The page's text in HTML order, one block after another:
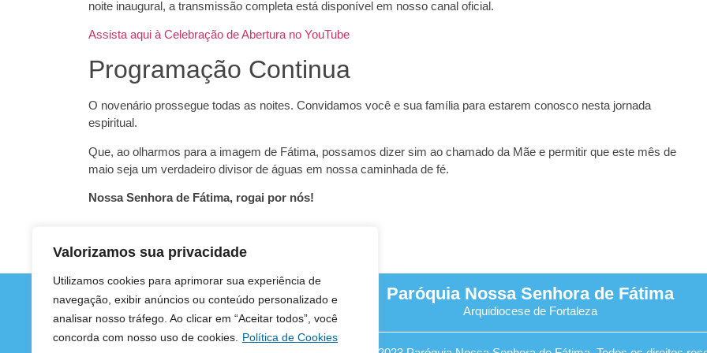
Valorizamos sua privacidade
Utilizamos cookies para aprimorar sua experiência de
navegação, exibir anúncios ou conteúdo personalizado e
analisar nosso tráfego. Ao clicar em “Aceitar todos”, você
concorda com nosso uso de cookies.
Política de Cookies
noite inaugural, a transmissão completa está disponível em nosso canal oficial.
Assista aqui à Celebração de Abertura no YouTube
Programação Continua
O novenário prossegue todas as noites. Convidamos você e sua família para estarem conosco nesta jornada
espiritual.
Que, ao olharmos para a imagem de Fátima, possamos dizer sim ao chamado da Mãe e permitir que este mês de
maio seja um verdadeiro divisor de águas em nossa caminhada de fé.
Nossa Senhora de Fátima, rogai por nós!
Paróquia Nossa Senhora de Fátima
Arquidiocese de Fortaleza